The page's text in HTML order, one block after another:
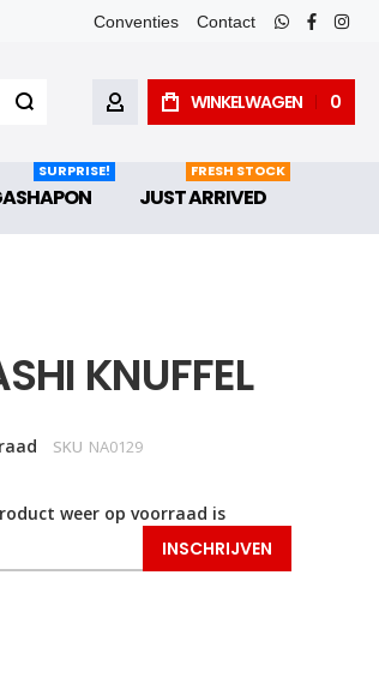
Conventies Contact
whatsapp
facebook
ACCOUNTWINKELWAGEN 0
SURPRISE!
JUST ARRIVED
FRESH STOCK
KNUFFEL
SKU NA0129
weer op voorraad is
INSCHRIJVEN